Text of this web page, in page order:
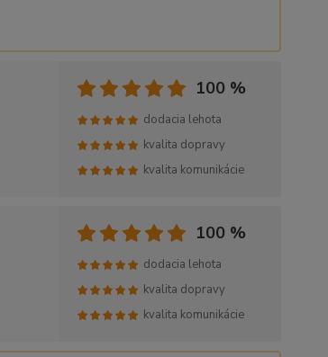
100 %
dodacia lehota
kvalita dopravy
kvalita komunikácie
100 %
dodacia lehota
kvalita dopravy
kvalita komunikácie